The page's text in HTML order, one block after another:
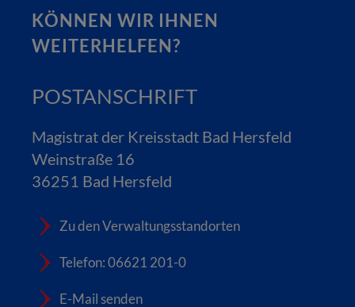
KÖNNEN WIR IHNEN
WEITERHELFEN?
POSTANSCHRIFT
Magistrat der Kreisstadt Bad Hersfeld
Weinstraße 16
36251 Bad Hersfeld
Zu den Verwaltungsstandorten
Telefon: 06621 201-0
E-Mail senden